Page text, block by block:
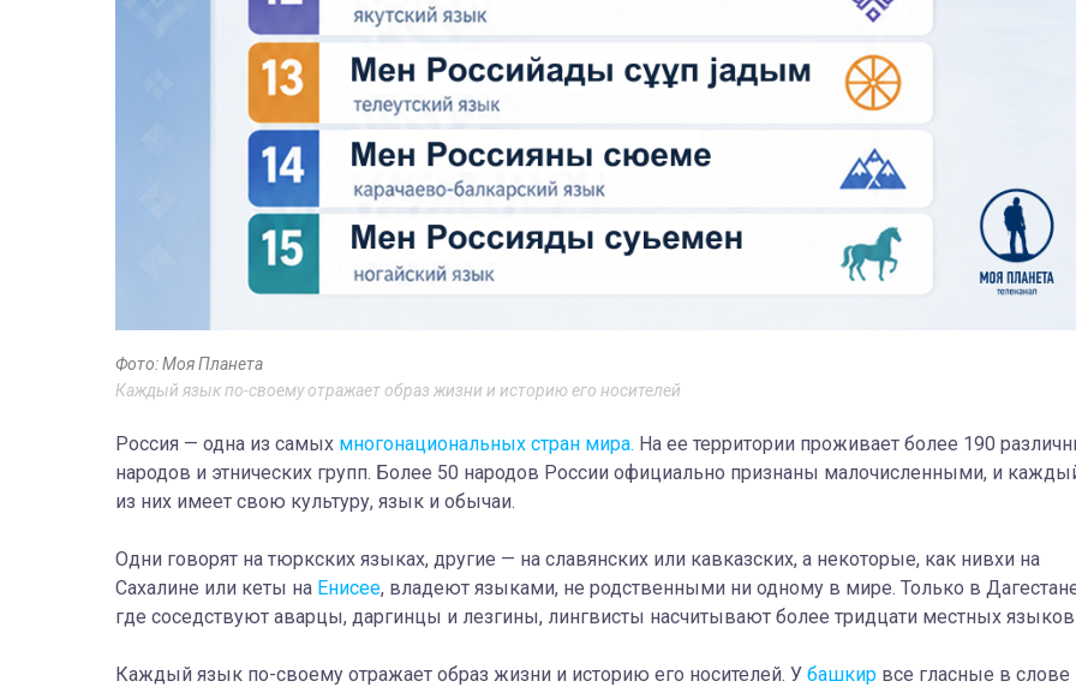
Фото: Моя Планета
Каждый язык по-своему отражает образ жизни и историю его носителей
Россия — одна из самых многонациональных стран мира. На ее территории проживает более 190
народов и этнических групп. Более 50 народов России официально признаны малочисленными, и
из них имеет свою культуру, язык и обычаи.
Одни говорят на тюркских языках, другие — на славянских или кавказских, а некоторые, как нивхи на
Сахалине или кеты на Енисее, владеют языками, не родственными ни одному в мире. Только в
где соседствуют аварцы, даргинцы и лезгины, лингвисты насчитывают более тридцати местных
Каждый язык по-своему отражает образ жизни и историю его носителей. У башкир все гласные в слове